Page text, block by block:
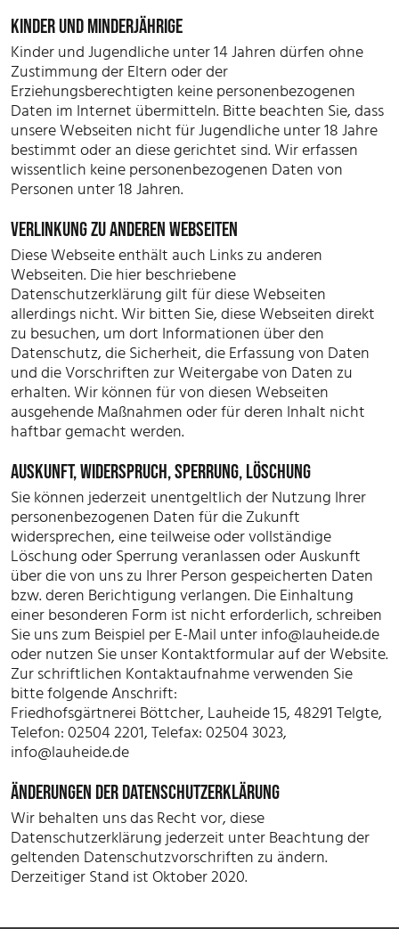
KINDER UND MINDERJÄHRIGE
Kinder und Jugendliche unter 14 Jahren dürfen ohne
Zustimmung der Eltern oder der
Erziehungsberechtigten keine personenbezogenen
Daten im Internet übermitteln. Bitte beachten Sie, dass
unsere Webseiten nicht für Jugendliche unter 18 Jahre
bestimmt oder an diese gerichtet sind. Wir erfassen
wissentlich keine personenbezogenen Daten von
Personen unter 18 Jahren.
VERLINKUNG ZU ANDEREN WEBSEITEN
Diese Webseite enthält auch Links zu anderen
Webseiten. Die hier beschriebene
Datenschutzerklärung gilt für diese Webseiten
allerdings nicht. Wir bitten Sie, diese Webseiten direkt
zu besuchen, um dort Informationen über den
Datenschutz, die Sicherheit, die Erfassung von Daten
und die Vorschriften zur Weitergabe von Daten zu
erhalten. Wir können für von diesen Webseiten
ausgehende Maßnahmen oder für deren Inhalt nicht
haftbar gemacht werden.
AUSKUNFT, WIDERSPRUCH, SPERRUNG, LÖSCHUNG
Sie können jederzeit unentgeltlich der Nutzung Ihrer
personenbezogenen Daten für die Zukunft
widersprechen, eine teilweise oder vollständige
Löschung oder Sperrung veranlassen oder Auskunft
über die von uns zu Ihrer Person gespeicherten Daten
bzw. deren Berichtigung verlangen. Die Einhaltung
einer besonderen Form ist nicht erforderlich, schreiben
Sie uns zum Beispiel per E-Mail unterinfo@lauheide.de
oder nutzen Sie unser Kontaktformular auf der Website.
Zur schriftlichen Kontaktaufnahme verwenden Sie
bitte folgende Anschrift:
Friedhofsgärtnerei Böttcher, Lauheide 15, 48291 Telgte,
Telefon: 02504 2201, Telefax: 02504 3023,
info@lauheide.de
ÄNDERUNGEN DER DATENSCHUTZERKLÄRUNG
Wir behalten uns das Recht vor, diese
Datenschutzerklärung jederzeit unter Beachtung der
geltenden Datenschutzvorschriften zu ändern.
Derzeitiger Stand ist Oktober 2020.